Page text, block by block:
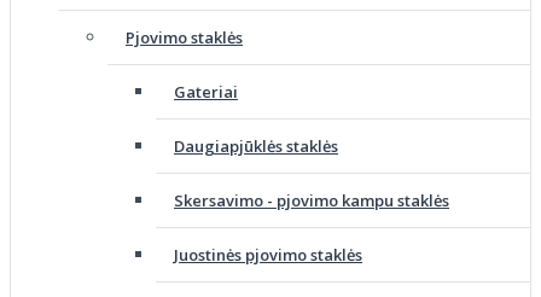
Pjovimo staklės
Gateriai
Daugiapjūklės staklės
Skersavimo - pjovimo kampu staklės
Juostinės pjovimo staklės